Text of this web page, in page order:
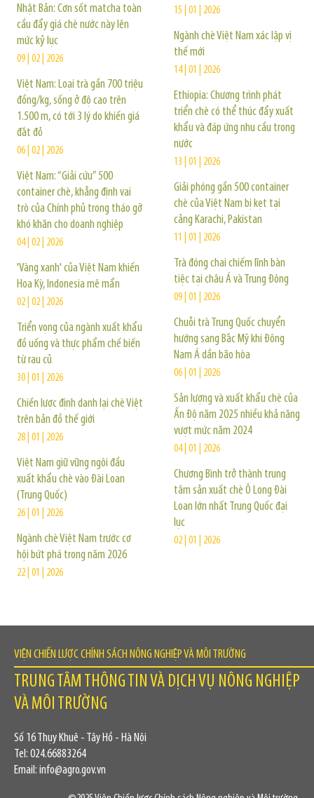
Nhật Bản: Cơn sốt matcha toàn
cầu đẩy giá chè nước này lên
mức kỷ lục
09 | 02 | 2026
Việt Nam: Loại trà gần 700 triệu
đồng/kg, sống ở độ cao trên
1.500 m, có tới 3 lý do khiến giá
đắt đỏ
06 | 02 | 2026
Việt Nam: “Giải cứu” 500
container chè, khẳng định vai
trò của Chính phủ trong tháo gỡ
khó khăn cho doanh nghiệp
04 | 02 | 2026
'Vàng xanh' của Việt Nam khiến
Hoa Kỳ, Indonesia mê mẩn
02 | 02 | 2026
Triển vọng của ngành xuất khẩu
đồ uống và thực phẩm chế biến
từ rau củ
30 | 01 | 2026
Chiến lược định danh lại chè Việt
trên bản đồ thế giới
28 | 01 | 2026
Việt Nam giữ vững ngôi đầu
xuất khẩu chè vào Đài Loan
(Trung Quốc)
26 | 01 | 2026
Ngành chè Việt Nam trước cơ
hội bứt phá trong năm 2026
22 | 01 | 2026
15 | 01 | 2026
Ngành chè Việt Nam xác lập vị
thế mới
14 | 01 | 2026
Ethiopia: Chương trình phát
triển chè có thể thúc đẩy xuất
khẩu và đáp ứng nhu cầu trong
nước
13 | 01 | 2026
Giải phóng gần 500 container
chè của Việt Nam bị kẹt tại
cảng Karachi, Pakistan
11 | 01 | 2026
Trà đóng chai chiếm lĩnh bàn
tiệc tại châu Á và Trung Đông
09 | 01 | 2026
Chuỗi trà Trung Quốc chuyển
hướng sang Bắc Mỹ khi Đông
Nam Á dần bão hòa
06 | 01 | 2026
Sản lượng và xuất khẩu chè của
Ấn Độ năm 2025 nhiều khả năng
vượt mức năm 2024
04 | 01 | 2026
Chương Bình trở thành trung
tâm sản xuất chè Ô Long Đài
Loan lớn nhất Trung Quốc đại
lục
02 | 01 | 2026
VIỆN CHIẾN LƯỢC CHÍNH SÁCH NÔNG NGHIỆP VÀ MÔI TRƯỜNG
TRUNG TÂM THÔNG TIN VÀ DỊCH VỤ NÔNG NGHIỆP
VÀ MÔI TRƯỜNG
Số 16 Thụy Khuê - Tây Hồ - Hà Nội
Tel: 024.66883264
Email: info@agro.gov.vn